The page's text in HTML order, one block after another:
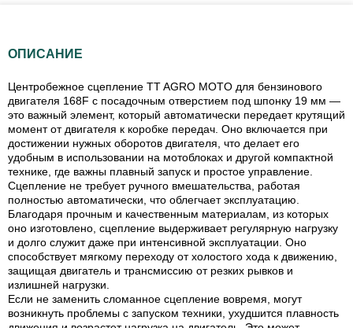
ОПИСАНИЕ
Центробежное сцепление TT AGRO MOTO для бензинового
двигателя 168F с посадочным отверстием под шпонку 19 мм —
это важный элемент, который автоматически передает крутящий
момент от двигателя к коробке передач. Оно включается при
достижении нужных оборотов двигателя, что делает его
удобным в использовании на мотоблоках и другой компактной
технике, где важны плавный запуск и простое управление.
Сцепление не требует ручного вмешательства, работая
полностью автоматически, что облегчает эксплуатацию.
Благодаря прочным и качественным материалам, из которых
оно изготовлено, сцепление выдерживает регулярную нагрузку
и долго служит даже при интенсивной эксплуатации. Оно
способствует мягкому переходу от холостого хода к движению,
защищая двигатель и трансмиссию от резких рывков и
излишней нагрузки.
Если не заменить сломанное сцепление вовремя, могут
возникнуть проблемы с запуском техники, ухудшится плавность